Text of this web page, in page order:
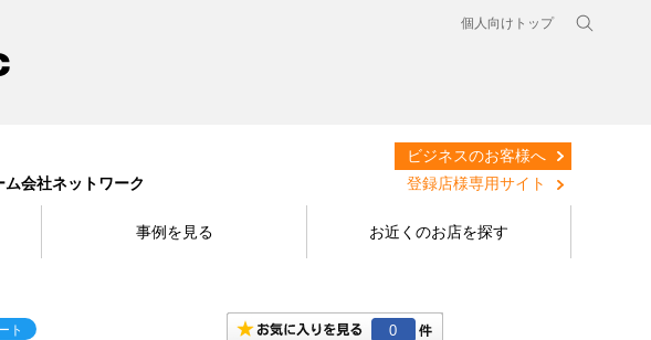
個人向けトップ
会社ネットワーク
ビジネスのお客様へ
登録店様専用サイト
事例を見る お近くのお店を探す
0